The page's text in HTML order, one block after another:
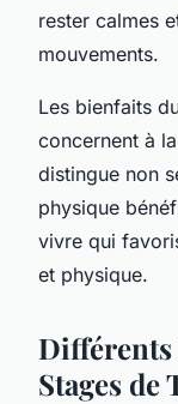
rester calmes
mouvements.
Les bienfaits
concernent à
distingue non
physique
vivre qui
et physique.
Différents
Stages de